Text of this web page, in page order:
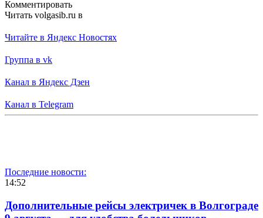
Комментировать
Читать volgasib.ru в
Читайте в Яндекс Новостях
Группа в vk
Канал в Яндекс Дзен
Канал в Telegram
Последние новости:
14:52
Дополнительные рейсы электричек в Волгограде